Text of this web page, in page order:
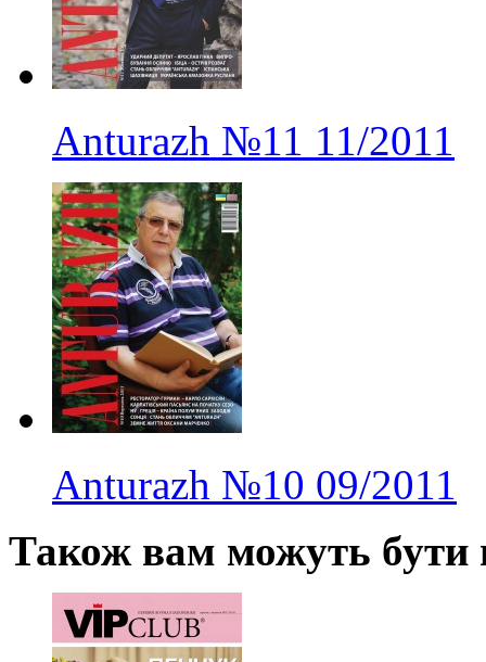
Anturazh №11 11/2011
Anturazh №10 09/2011
Також вам можуть бути